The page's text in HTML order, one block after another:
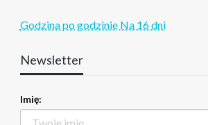
Godzina po godzinie Na 16 dni
Newsletter
Imię: